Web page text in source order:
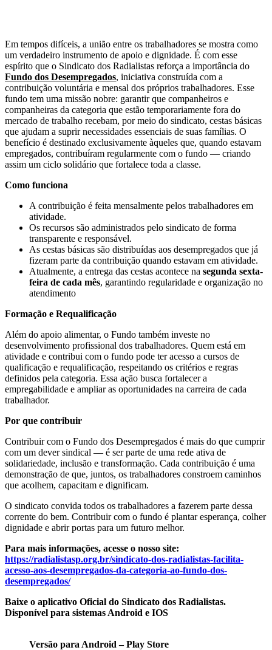
Em tempos difíceis, a união entre os trabalhadores se mostra como
um verdadeiro instrumento de apoio e dignidade. É com esse
espírito que o Sindicato dos Radialistas reforça a importância do
Fundo dos Desempregados, iniciativa construída com a
contribuição voluntária e mensal dos próprios trabalhadores. Esse
fundo tem uma missão nobre: garantir que companheiros e
companheiras da categoria que estão temporariamente fora do
mercado de trabalho recebam, por meio do sindicato, cestas básicas
que ajudam a suprir necessidades essenciais de suas famílias. O
benefício é destinado exclusivamente àqueles que, quando estavam
empregados, contribuíram regularmente com o fundo — criando
assim um ciclo solidário que fortalece toda a classe.
Como funciona
A contribuição é feita mensalmente pelos trabalhadores em
atividade.
Os recursos são administrados pelo sindicato de forma
transparente e responsável.
As cestas básicas são distribuídas aos desempregados que já
fizeram parte da contribuição quando estavam em atividade.
Atualmente, a entrega das cestas acontece na segunda sexta-
feira de cada mês, garantindo regularidade e organização no
atendimento
Formação e Requalificação
Além do apoio alimentar, o Fundo também investe no
desenvolvimento profissional dos trabalhadores. Quem está em
atividade e contribui com o fundo pode ter acesso a cursos de
qualificação e requalificação, respeitando os critérios e regras
definidos pela categoria. Essa ação busca fortalecer a
empregabilidade e ampliar as oportunidades na carreira de cada
trabalhador.
Por que contribuir
Contribuir com o Fundo dos Desempregados é mais do que cumprir
com um dever sindical — é ser parte de uma rede ativa de
solidariedade, inclusão e transformação. Cada contribuição é uma
demonstração de que, juntos, os trabalhadores constroem caminhos
que acolhem, capacitam e dignificam.
O sindicato convida todos os trabalhadores a fazerem parte dessa
corrente do bem. Contribuir com o fundo é plantar esperança, colher
dignidade e abrir portas para um futuro melhor.
Para mais informações, acesse o nosso site:
https://radialistasp.org.br/sindicato-dos-radialistas-facilita-
acesso-aos-desempregados-da-categoria-ao-fundo-dos-
desempregados/
Baixe o aplicativo Oficial do Sindicato dos Radialistas.
Disponível para sistemas Android e IOS
Versão para Android – Play Store